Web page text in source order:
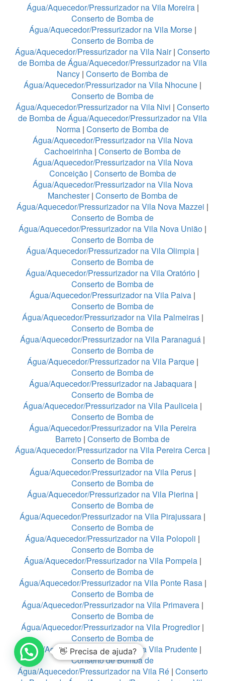
Água/Aquecedor/Pressurizador na Vila Moreira|
Conserto de Bomba de
Água/Aquecedor/Pressurizador na Vila Morse|
Conserto de Bomba de
Água/Aquecedor/Pressurizador na Vila Nair| Conserto
de Bomba de Água/Aquecedor/Pressurizador na Vila
Nancy | Conserto de Bomba de
Água/Aquecedor/Pressurizador na Vila Nhocune |
Conserto de Bomba de
Água/Aquecedor/Pressurizador na Vila Nivi | Conserto
de Bomba de Água/Aquecedor/Pressurizador na Vila
Norma | Conserto de Bomba de
Água/Aquecedor/Pressurizador na Vila Nova
Cachoeirinha | Conserto de Bomba de
Água/Aquecedor/Pressurizador na Vila Nova
Conceição| Conserto de Bomba de
Água/Aquecedor/Pressurizador na Vila Nova
Manchester| Conserto de Bomba de
Água/Aquecedor/Pressurizador na Vila Nova Mazzei |
Conserto de Bomba de
Água/Aquecedor/Pressurizador na Vila Nova União |
Conserto de Bomba de
Água/Aquecedor/Pressurizador na Vila Olimpia |
Conserto de Bomba de
Água/Aquecedor/Pressurizador na Vila Oratório |
Conserto de Bomba de
Água/Aquecedor/Pressurizador na Vila Paiva |
Conserto de Bomba de
Água/Aquecedor/Pressurizador na Vila Palmeiras|
Conserto de Bomba de
Água/Aquecedor/Pressurizador na Vila Paranaguá |
Conserto de Bomba de
Água/Aquecedor/Pressurizador na Vila Parque|
Conserto de Bomba de
Água/Aquecedor/Pressurizador na Jabaquara|
Conserto de Bomba de
Água/Aquecedor/Pressurizador na Vila Pauliceia |
Conserto de Bomba de
Água/Aquecedor/Pressurizador na Vila Pereira
Barreto | Conserto de Bomba de
Água/Aquecedor/Pressurizador na Vila Pereira Cerca |
Conserto de Bomba de
Água/Aquecedor/Pressurizador na Vila Perus|
Conserto de Bomba de
Água/Aquecedor/Pressurizador na Vila Pierina |
Conserto de Bomba de
Água/Aquecedor/Pressurizador na Vila Pirajussara |
Conserto de Bomba de
Água/Aquecedor/Pressurizador na Vila Polopoli |
Conserto de Bomba de
Água/Aquecedor/Pressurizador na Vila Pompeia|
Conserto de Bomba de
Água/Aquecedor/Pressurizador na Vila Ponte Rasa|
Conserto de Bomba de
Água/Aquecedor/Pressurizador na Vila Primavera |
Conserto de Bomba de
Água/Aquecedor/Pressurizador na Vila Progredior|
Conserto de Bomba de
Água/Aquecedor/Pressurizador na Vila Prudente |
Conserto de Bomba de
Água/Aquecedor/Pressurizador na Vila Ré| Conserto
👋 Precisa de ajuda?